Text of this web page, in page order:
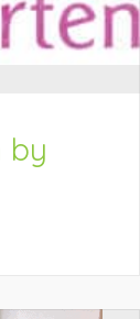
by